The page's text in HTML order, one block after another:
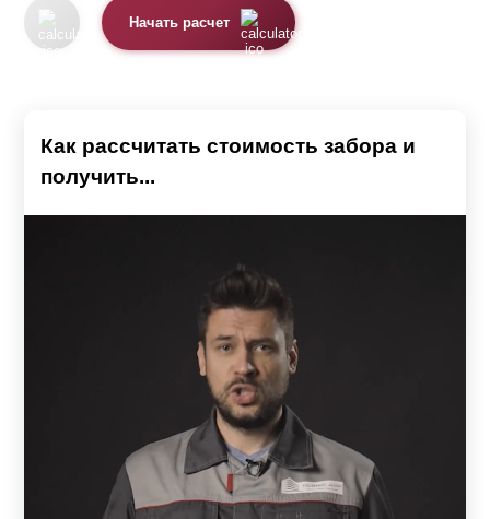
Начать расчет
Как рассчитать стоимость забора и
получить...